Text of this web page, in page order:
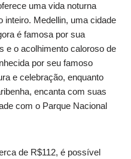
uma vida noturna
inteiro. Medellin, uma cidade
é famosa por sua
e o acolhimento caloroso de
por seu famoso
e celebração, enquanto
encanta com suas
com o Parque Nacional
de R$112, é possível